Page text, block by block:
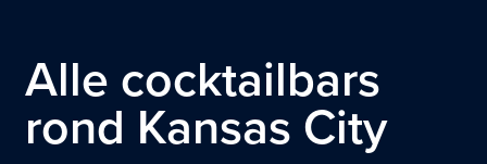
Alle cocktailbars
rond Kansas City